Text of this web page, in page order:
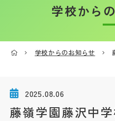
アカウ
学校選び
学校から
学校からのお知らせ
2025.08.06
藤嶺学園藤沢中